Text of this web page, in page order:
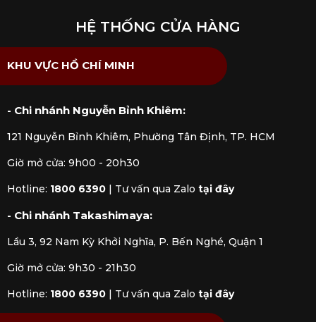
HỆ THỐNG CỬA HÀNG
KHU VỰC HỒ CHÍ MINH
- Chi nhánh Nguyễn Bỉnh Khiêm:
121 Nguyễn Bỉnh Khiêm, Phường Tân Định, TP. HCM
Giờ mở cửa: 9h00 - 20h30
Hotline: 1800 6390 Tư vấn qua Zalo tại đây
- Chi nhánh Takashimaya:
Lầu 3, 92 Nam Kỳ Khởi Nghĩa, P. Bến Nghé, Quận 1
Giờ mở cửa: 9h30 - 21h30
Hotline: 1800 6390 Tư vấn qua Zalo tại đây